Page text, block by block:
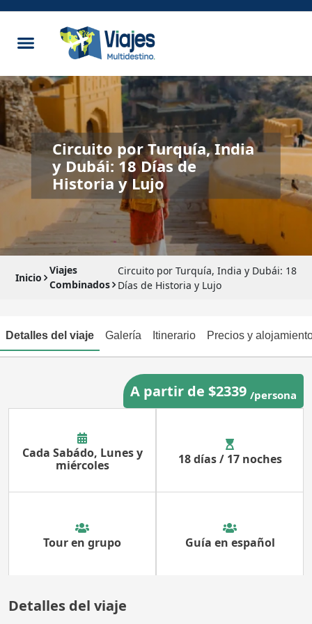
Circuito por Turquía, India
y Dubái: 18 Días de
Historia y Lujo
Inicio
Viajes
Combinados
Circuito por Turquía, India y Dubái: 18
Días de Historia y Lujo
Detalles del viaje Galería Itinerario Precios y
A partir de $2339 /persona
Cada Sabádo, Lunes y
miércoles
18 días / 17 noches
Tour en grupo Guía en español
Detalles del viaje